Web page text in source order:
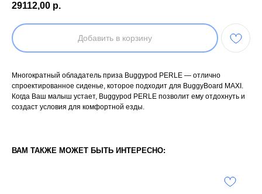
29112,00 р.
Добавить в корзину
Многократный обладатель приза Buggypod PERLE — отлично
спроектированное сиденье, которое подходит для BuggyBoard MAXI.
Когда Ваш малыш устает, Buggypod PERLE позволит ему отдохнуть и
создаст условия для комфортной езды.
ВАМ ТАКЖЕ МОЖЕТ БЫТЬ ИНТЕРЕСНО: